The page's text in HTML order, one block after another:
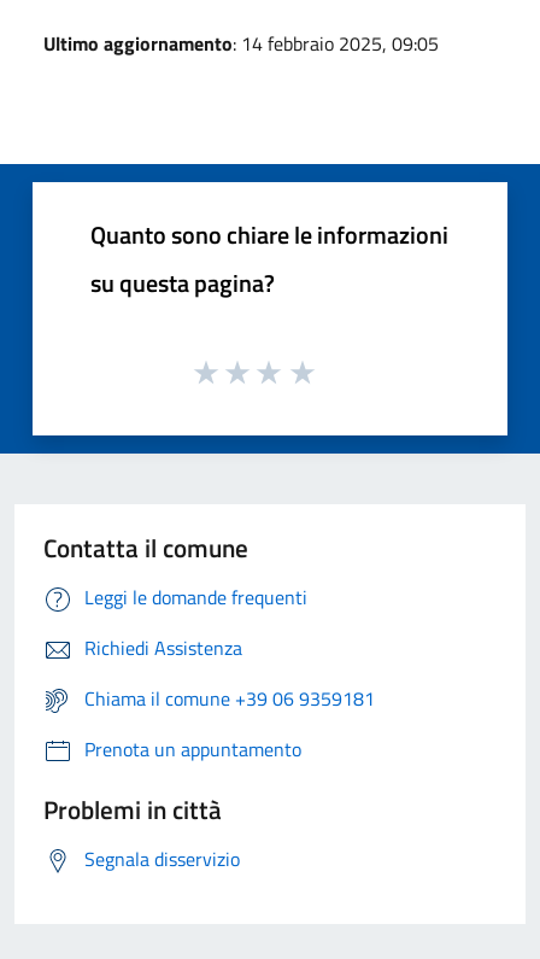
Ultimo aggiornamento: 14 febbraio 2025, 09:05
Quanto sono chiare le informazioni
su questa pagina?
Contatta il comune
Leggi le domande frequenti
Richiedi Assistenza
Chiama il comune +39 06 9359181
Prenota un appuntamento
Problemi in città
Segnala disservizio